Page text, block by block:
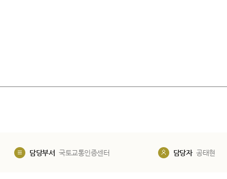
담당부서 국토교통인증센터 담당자 공태현